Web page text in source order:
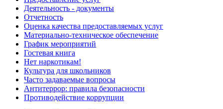
Деятельность - документы
Отчетность
Оценка качества предоставляемых услуг
Материально-техническое обеспечение
График мероприятий
Гостевая книга
Нет наркотикам!
Культура для школьников
Часто задаваемые вопросы
Антитеррор: правила безопасности
Противодействие коррупции